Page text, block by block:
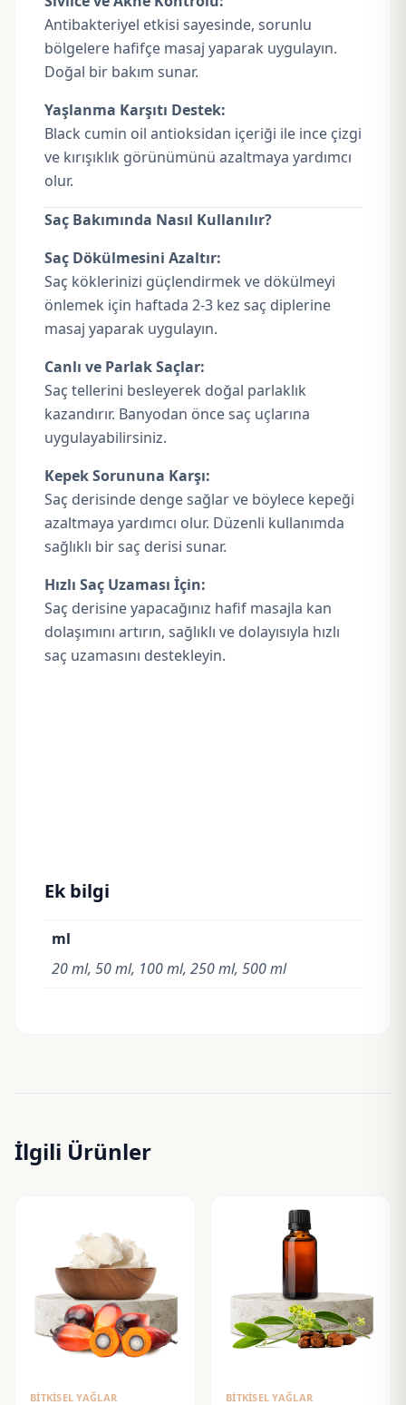
Antibakteriyel etkisi sayesinde, sorunlu
bölgelere hafifçe masaj yaparak uygulayın.
Doğal bir bakım sunar.
Yaşlanma Karşıtı Destek:
Black cumin oil antioksidan içeriği ile ince çizgi
ve kırışıklık görünümünü azaltmaya yardımcı
olur.
Saç Bakımında Nasıl Kullanılır?
Saç Dökülmesini Azaltır:
Saç köklerinizi güçlendirmek ve dökülmeyi
önlemek için haftada 2-3 kez saç diplerine
masaj yaparak uygulayın.
Canlı ve Parlak Saçlar:
Saç tellerini besleyerek doğal parlaklık
kazandırır. Banyodan önce saç uçlarına
uygulayabilirsiniz.
Kepek Sorununa Karşı:
Saç derisinde denge sağlar ve böylece kepeği
azaltmaya yardımcı olur. Düzenli kullanımda
sağlıklı bir saç derisi sunar.
Hızlı Saç Uzaması İçin:
Saç derisine yapacağınız hafif masajla kan
dolaşımını artırın, sağlıklı ve dolayısıyla hızlı
saç uzamasını destekleyin.
Ek bilgi
ml
20 ml, 50 ml, 100 ml, 250 ml, 500 ml
İlgili Ürünler
BITKISEL YAĞLAR BITKISEL YAĞLAR